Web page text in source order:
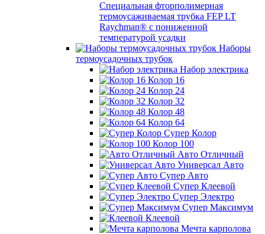
Специальная фторполимерная
термоусаживаемая трубка FEP LT
Raychman® с пониженной
температурой усадки
Наборы
термоусадочных трубок
Набор электрика
Колор 16
Колор 24
Колор 32
Колор 48
Колор 64
Супер Колор
Колор 100
Авто Отличный
Универсал Авто
Супер Авто
Супер Клеевой
Супер Электро
Супер Максимум
Клеевой
Мечта карполова